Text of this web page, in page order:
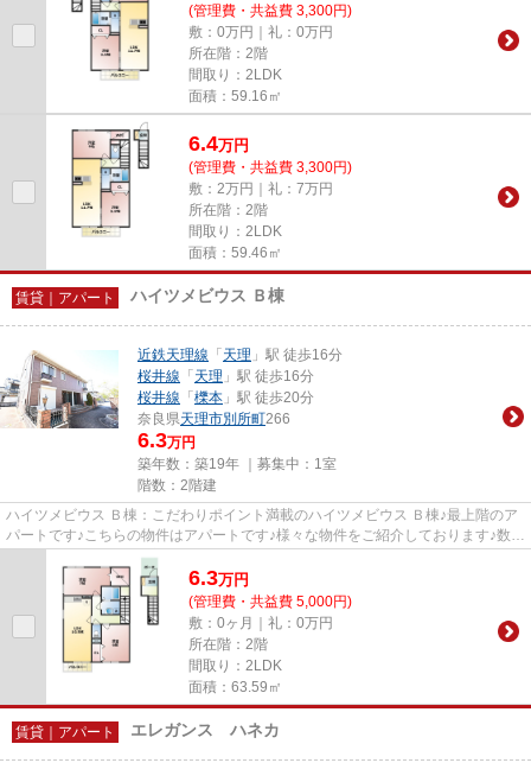
(管理費・共益費 3,300円)
敷：0万円｜礼：0万円
所在階：2階
間取り：2LDK
面積：59.16㎡
6.4万円
(管理費・共益費 3,300円)
敷：2万円｜礼：7万円
所在階：2階
間取り：2LDK
面積：59.46㎡
賃貸｜アパート ハイツメビウス Ｂ棟
近鉄天理線 「 天理 」駅 徒歩16分
桜井線 「 天理 」駅 徒歩16分
桜井線 「 櫟本 」駅 徒歩20分
奈良県天理市別所町266
6.3万円
築年数：築19年 ｜募集中： 1室
階数：2階建
ハイツメビウス Ｂ棟：こだわりポイント満載のハイツメビウス Ｂ棟♪最上階のア
パートです♪こちらの物件はアパートです♪様々な物件をご紹介しております♪数多
くの物件の中から、お客様...
6.3万円
(管理費・共益費 5,000円)
敷：0ヶ月｜礼：0万円
所在階：2階
間取り：2LDK
面積：63.59㎡
賃貸｜アパート エレガンス ハネカ